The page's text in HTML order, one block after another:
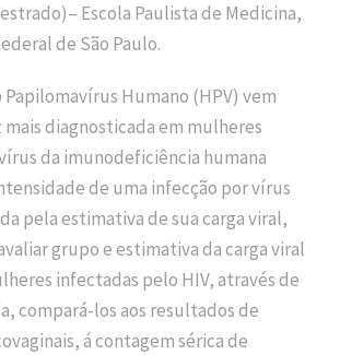
Escola Paulista de Medicina,
de São Paulo.
Humano (HPV) vem
mais diagnosticada em mulheres
da imunodeficiência humana
de uma infecção por vírus
pela estimativa de sua carga viral,
grupo e estimativa da carga viral
infectadas pelo HIV, através de
compará-los aos resultados de
á contagem sérica de